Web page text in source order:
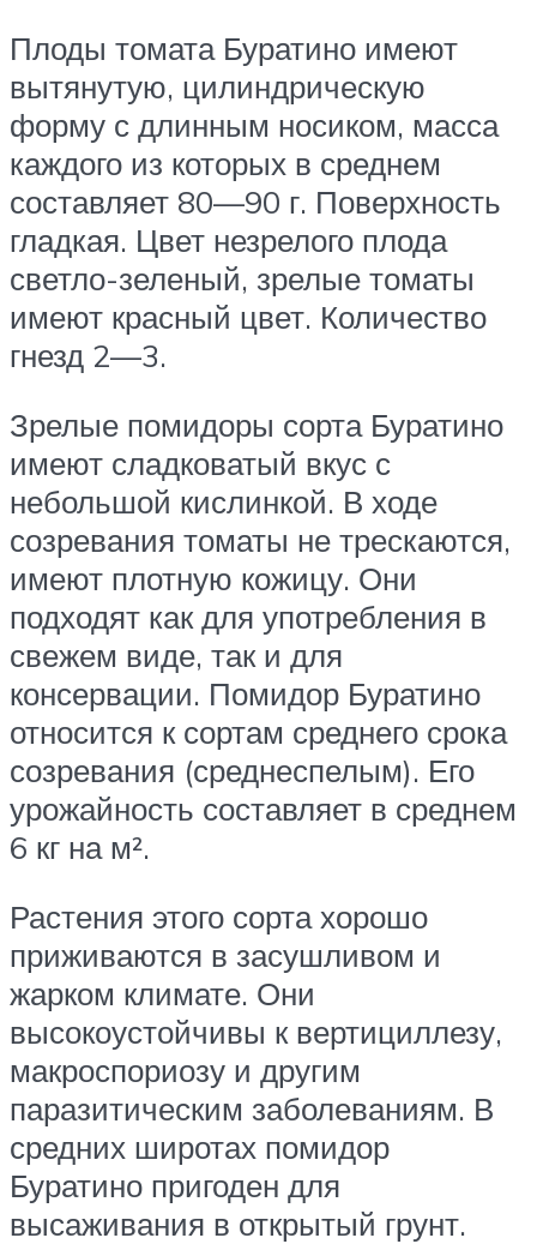
Плоды томата Буратино имеют
вытянутую, цилиндрическую
форму с длинным носиком, масса
каждого из которых в среднем
составляет 80—90 г. Поверхность
гладкая. Цвет незрелого плода
светло-зеленый, зрелые томаты
имеют красный цвет. Количество
гнезд 2—3.
Зрелые помидоры сорта Буратино
имеют сладковатый вкус с
небольшой кислинкой. В ходе
созревания томаты не трескаются,
имеют плотную кожицу. Они
подходят как для употребления в
свежем виде, так и для
консервации. Помидор Буратино
относится к сортам среднего срока
созревания (среднеспелым). Его
урожайность составляет в среднем
6 кг на м².
Растения этого сорта хорошо
приживаются в засушливом и
жарком климате. Они
высокоустойчивы к вертициллезу,
макроспориозу и другим
паразитическим заболеваниям. В
средних широтах помидор
Буратино пригоден для
высаживания в открытый грунт.